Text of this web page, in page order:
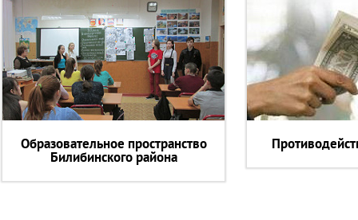
Образовательное пространство
Билибинского района